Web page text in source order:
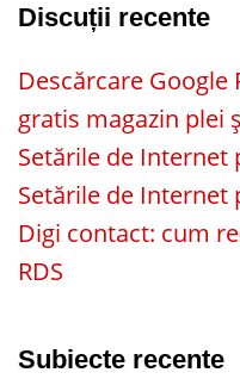
Discuții recente
Descărcare Google
gratis magazin plei
Setările de Internet
Setările de Internet
Digi contact: cum
RDS
Subiecte recente